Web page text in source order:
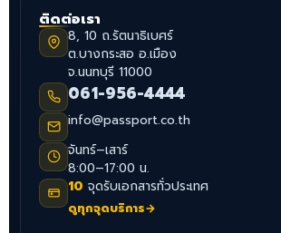
ติดต่อเรา
8, 10 ถ.รัตนาธิเบศร์
ต.บางกระสอ อ.เมือง
จ.นนทบุรี 11000
061-956-4444
info@passport.co.th
จันทร์–เสาร์
8:00–17:00 น.
10 จุดรับเอกสารทั่วประเทศ
ดูทุกจุดบริการ→